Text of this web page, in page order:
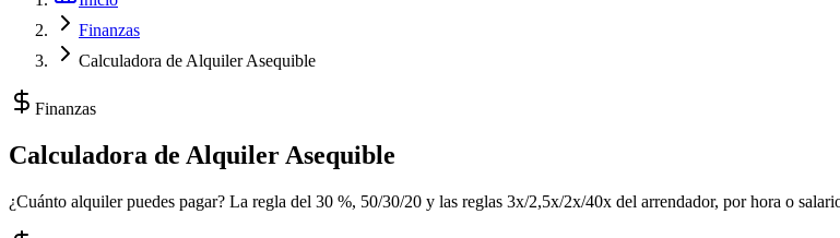
Finanzas
Calculadora de Alquiler Asequible
Finanzas
Calculadora de Alquiler Asequible
¿Cuánto alquiler puedes pagar? La regla del 30 %, 50/30/20 y las reglas 3x/2,5x/2x/40x del arrendador, por hora o